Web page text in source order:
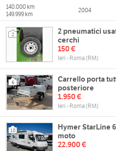
140.000 km
149.999 km
2004
2
2 pneumatici
cerchi
150 €
Ieri - Roma (RM)
6
Carrello porta
posteriore
1.950 €
Ieri - Roma (RM)
10
Hymer StarLine
moto
22.900 €